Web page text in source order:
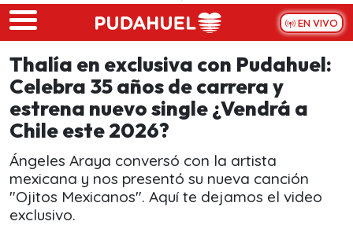
Skip to main content
EN VIVO
Thalía en exclusiva con Pudahuel:
Celebra 35 años de carrera y
estrena nuevo single ¿Vendrá a
Chile este 2026?
Ángeles Araya conversó con la artista
mexicana y nos presentó su nueva canción
"Ojitos Mexicanos". Aquí te dejamos el video
exclusivo.